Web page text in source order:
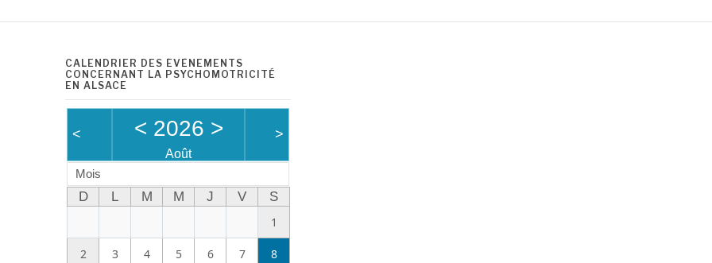
CALENDRIER DES ÉVÈNEMENTS
CONCERNANT LA PSYCHOMOTRICITÉ
EN ALSACE
< < 2026 >
Août
>
Mois
D L M M J V
S
1
2 3 4 5 6 7 8